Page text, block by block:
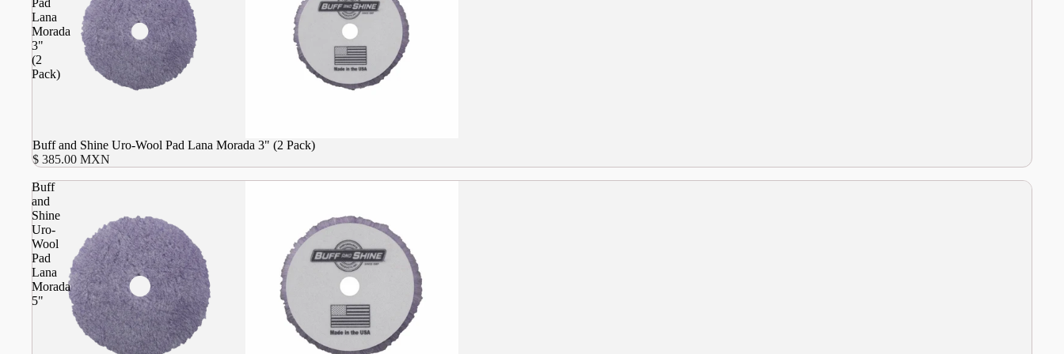
Pad
Lana
Morada
3"
(2
Pack)
Agotado
Buff and Shine Uro-Wool Pad Lana Morada 3" (2 Pack)
$ 385.00 MXN
Buff
and
Shine
Uro-
Wool
Pad
Lana
Morada
5"